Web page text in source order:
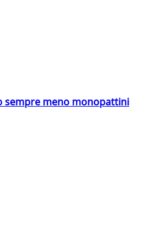
sempre meno monopattini